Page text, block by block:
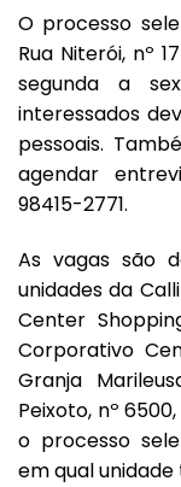
O processo
Rua Niterói, nº
segunda a
interessados
pessoais.
agendar
98415-2771.
As vagas são
unidades da
Center
Corporativo
Granja
Peixoto, nº
o processo
em qual